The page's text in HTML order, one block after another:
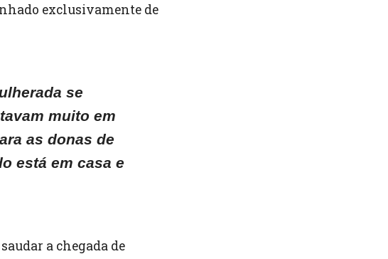
exclusivamente de
se
muito em
as donas de
está em casa e
a chegada de